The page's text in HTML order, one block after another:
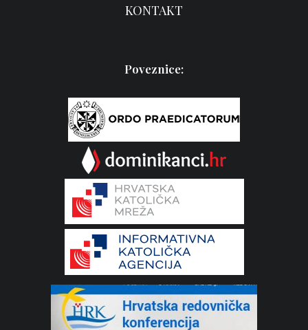
KONTAKT
Poveznice: